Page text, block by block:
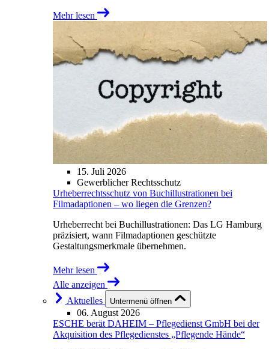
Mehr lesen
15. Juli 2026
Gewerblicher Rechtsschutz
Urheberrechtsschutz von Buchillustrationen bei
Filmadaptionen – wo liegen die Grenzen?
Urheberrecht bei Buchillustrationen: Das LG Hamburg
präzisiert, wann Filmadaptionen geschützte
Gestaltungsmerkmale übernehmen.
Mehr lesen
Alle anzeigen
Aktuelles
Untermenü öffnen
06. August 2026
ESCHE berät DAHEIM – Pflegedienst GmbH bei der
Akquisition des Pflegedienstes „Pflegende Hände“